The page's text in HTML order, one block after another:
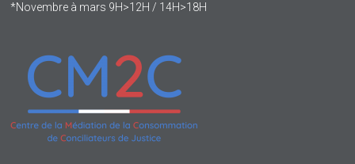
*Novembre à mars 9H>12H / 14H>18H